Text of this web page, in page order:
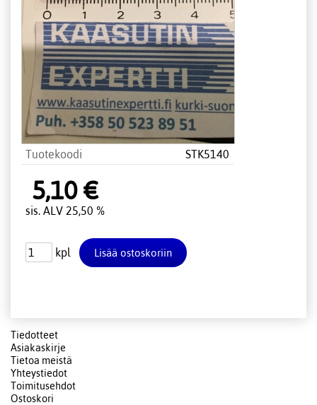
Tuotekoodi STK5140
5,10 €
sis. ALV 25,50 %
kpl
Tiedotteet
Asiakaskirje
Tietoa meistä
Yhteystiedot
Toimitusehdot
Ostoskori